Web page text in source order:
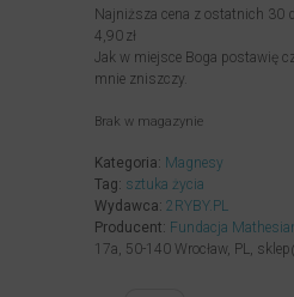
Najniższa cena z ostatnich 30
4,90 zł
Jak w miejsce Boga postawię
mnie zniszczy.
Brak w magazynie
Kategoria: Magnesy
Tag: sztuka życia
Wydawca: 2RYBY.PL
Producent: Fundacja
17a, 50-140 Wrocław, PL,